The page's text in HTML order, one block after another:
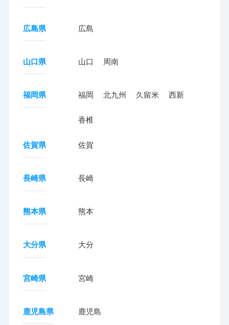
広島県 広島
山口県 山口 周南
福岡県 福岡 北九州 久留米 西新
香椎
佐賀県 佐賀
長崎県 長崎
熊本県 熊本
大分県 大分
宮崎県 宮崎
鹿児島県 鹿児島